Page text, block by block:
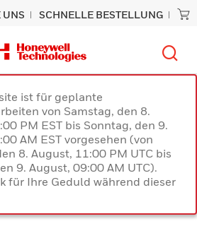
UNS SCHNELLE BESTELLUNG
ist für geplante
von Samstag, den 8.
PM EST bis Sonntag, den 9.
AM EST vorgesehen (von
8. August, 11:00 PM UTC bis
9. August, 09:00 AM UTC).
für Ihre Geduld während dieser